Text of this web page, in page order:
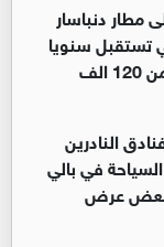
مطار دنباسار
تستقبل سنويا
ملايين الزوار، وسط اضطرابات طالت أكثر من 120 الف
النادرين
السياحة في بالي
عرض